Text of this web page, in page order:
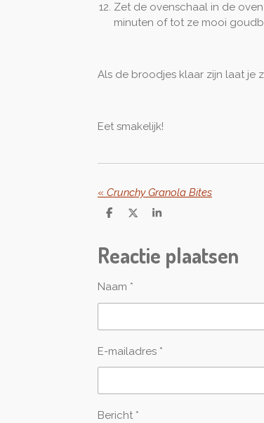
Zet de ovenschaal in de
minuten of tot ze mooi
Als de broodjes klaar zijn laat je
Eet smakelijk!
« Crunchy Granola Bites
D
e
n
D
S
e
Reactie plaatsen
Naam *
E-mailadres *
Bericht *